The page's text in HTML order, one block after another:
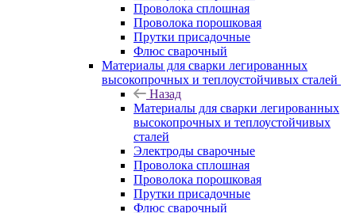
Проволока сплошная
Проволока порошковая
Прутки присадочные
Флюс сварочный
Материалы для сварки легированных
высокопрочных и теплоустойчивых сталей
Назад
Материалы для сварки легированных
высокопрочных и теплоустойчивых
сталей
Электроды сварочные
Проволока сплошная
Проволока порошковая
Прутки присадочные
Флюс сварочный